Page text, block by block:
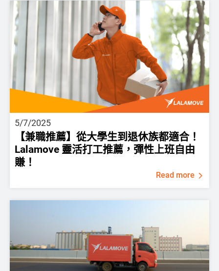
5/7/2025
【兼職推薦】從大學生到退休族都適合！
Lalamove 靈活打工推薦，彈性上班自由
賺！
Read more